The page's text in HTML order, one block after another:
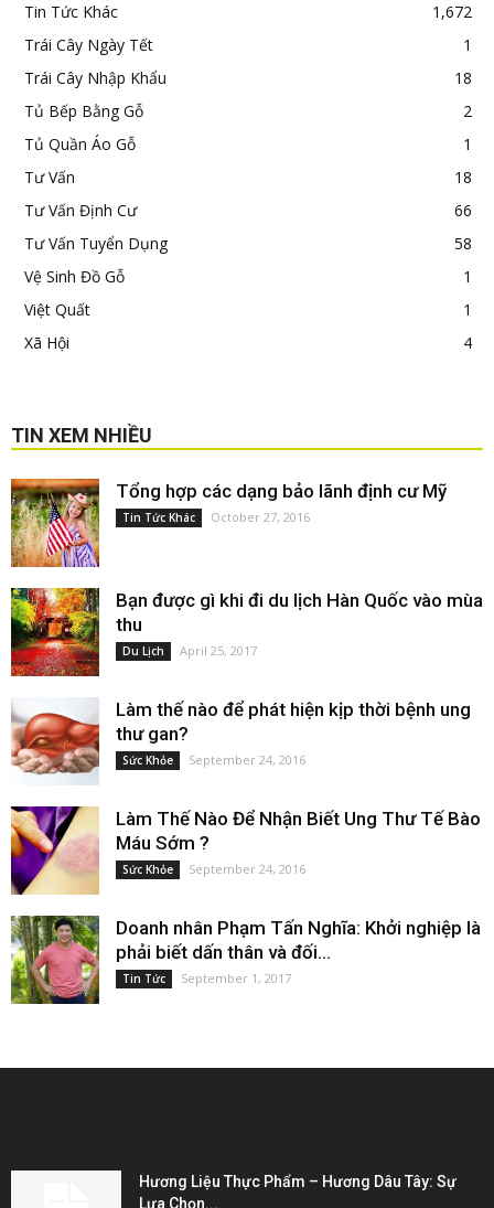
Tin Tức Khác
1,672
Trái Cây Ngày Tết
1
Trái Cây Nhập Khẩu
18
Tủ Bếp Bằng Gỗ
2
Tủ Quần Áo Gỗ
1
Tư Vấn
18
Tư Vấn Định Cư
66
Tư Vấn Tuyển Dụng
58
Vệ Sinh Đồ Gỗ
1
Việt Quất
1
Xã Hội
4
TIN XEM NHIỀU
Tổng hợp các dạng bảo lãnh định cư Mỹ
Tin Tức Khác October 27, 2016
Bạn được gì khi đi du lịch Hàn Quốc vào mùa
thu
Du Lịch April 25, 2017
Làm thế nào để phát hiện kịp thời bệnh ung
thư gan?
Sức Khỏe September 24, 2016
Làm Thế Nào Để Nhận Biết Ung Thư Tế Bào
Máu Sớm ?
Sức Khỏe September 24, 2016
Doanh nhân Phạm Tấn Nghĩa: Khởi nghiệp là
phải biết dấn thân và đối...
Tin Tức September 1, 2017
Hương Liệu Thực Phẩm – Hương Dâu Tây: Sự
Lựa Chọn...